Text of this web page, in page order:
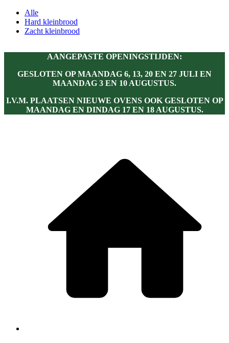
Alle
Hard kleinbrood
Zacht kleinbrood
AANGEPASTE OPENINGSTIJDEN:
GESLOTEN OP MAANDAG 6, 13, 20 EN 27 JULI EN
MAANDAG 3 EN 10 AUGUSTUS.
I.V.M. PLAATSEN NIEUWE OVENS OOK GESLOTEN OP
MAANDAG EN DINDAG 17 EN 18 AUGUSTUS.